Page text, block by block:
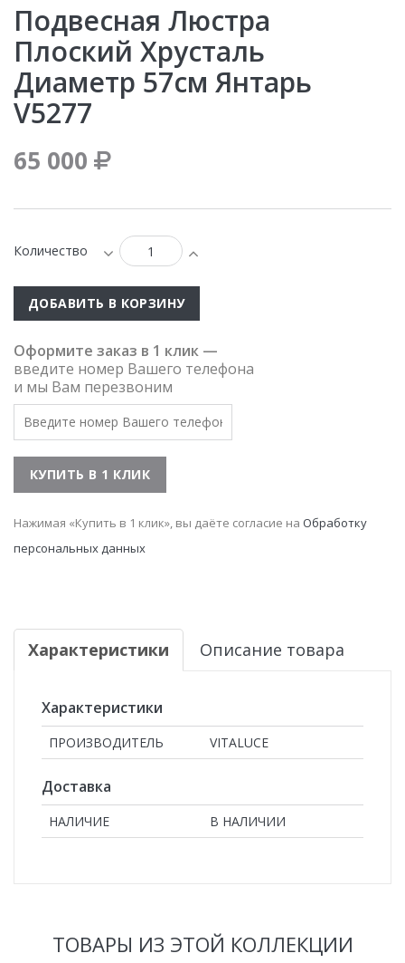
Подвесная Люстра
Плоский Хрусталь
Диаметр 57см Янтарь
V5277
65 000
Количество
ДОБАВИТЬ В КОРЗИНУ
Оформите заказ в 1 клик —
введите номер Вашего телефона
и мы Вам перезвоним
Нажимая «Купить в 1 клик», вы даёте согласие на Обработку
персональных данных
Характеристики Описание товара
Характеристики
ПРОИЗВОДИТЕЛЬ VITALUCE
Доставка
НАЛИЧИЕ В НАЛИЧИИ
ТОВАРЫ ИЗ ЭТОЙ КОЛЛЕКЦИИ